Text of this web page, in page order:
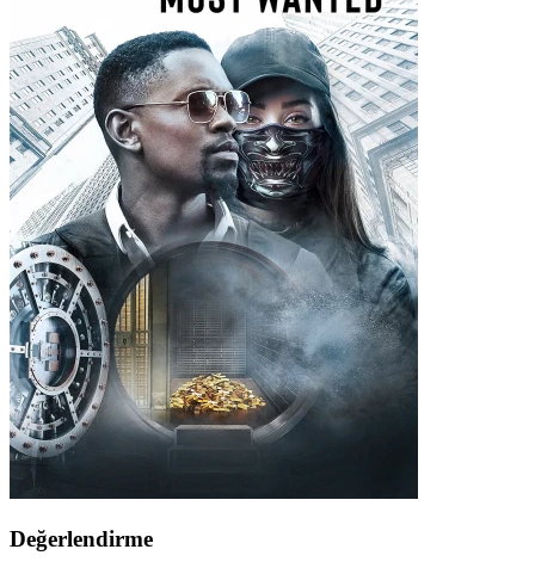
Değerlendirme